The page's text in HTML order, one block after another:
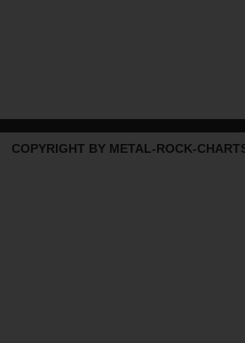
COPYRIGHT BY METAL-ROCK-